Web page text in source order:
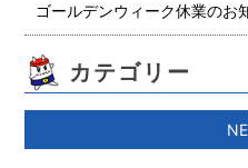
ゴールデンウィーク休業のお
カテゴリー